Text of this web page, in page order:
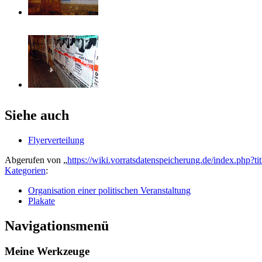
Siehe auch
Flyerverteilung
Abgerufen von „https://wiki.vorratsdatenspeicherung.de/
Kategorien:
Organisation einer politischen Veranstaltung
Plakate
Navigationsmenü
Meine Werkzeuge